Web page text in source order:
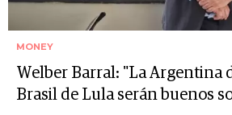
MONEY
Welber Barral: "La Argentina
Brasil de Lula serán buenos